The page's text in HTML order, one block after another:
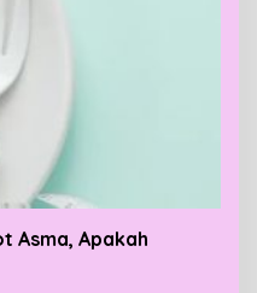
Asma, Apakah